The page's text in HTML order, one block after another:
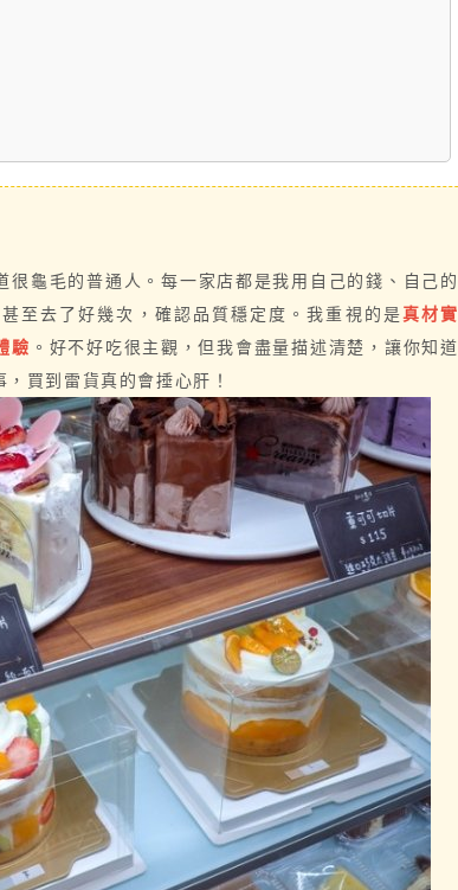
龜毛的普通人。每一家店都是我用自己的錢、自己的
至去了好幾次，確認品質穩定度。我重視的是真材實
驗 。好不好吃很主觀，但我會盡量描述清楚，讓你知道
買到雷貨真的會捶心肝！